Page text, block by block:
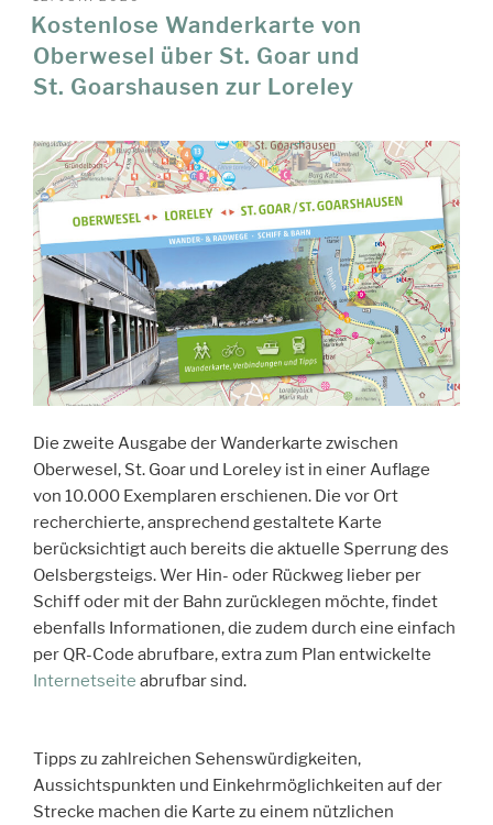
AM
Kostenlose Wanderkarte von
Oberwesel über St. Goar und
St. Goarshausen zur Loreley
Die zweite Ausgabe der Wanderkarte zwischen
Oberwesel, St. Goar und Loreley ist in einer Auflage
von 10.000 Exemplaren erschienen. Die vor Ort
recherchierte, ansprechend gestaltete Karte
berücksichtigt auch bereits die aktuelle Sperrung des
Oelsbergsteigs. Wer Hin- oder Rückweg lieber per
Schiff oder mit der Bahn zurücklegen möchte, findet
ebenfalls Informationen, die zudem durch eine einfach
per QR-Code abrufbare, extra zum Plan entwickelte
Internetseite abrufbar sind.
Tipps zu zahlreichen Sehenswürdigkeiten,
Aussichtspunkten und Einkehrmöglichkeiten auf der
Strecke machen die Karte zu einem nützlichen